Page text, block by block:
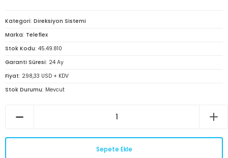
Kategori Direksiyon Sistemi
Marka Teleflex
Stok Kodu 45.49.810
Garanti Süresi 24 Ay
Fiyat 298,33 USD + KDV
Stok Durumu Mevcut
Sepete Ekle